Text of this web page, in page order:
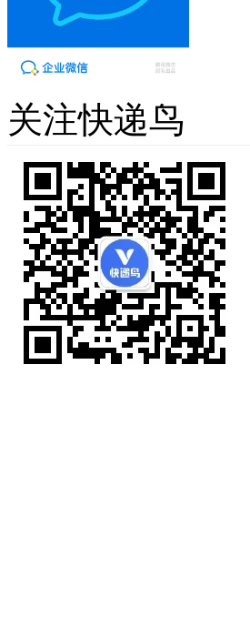
关注快递鸟